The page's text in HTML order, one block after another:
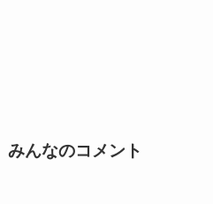
みんなのコメント